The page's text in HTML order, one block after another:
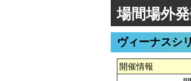
場間場外
ヴィーナスシ
開催情報